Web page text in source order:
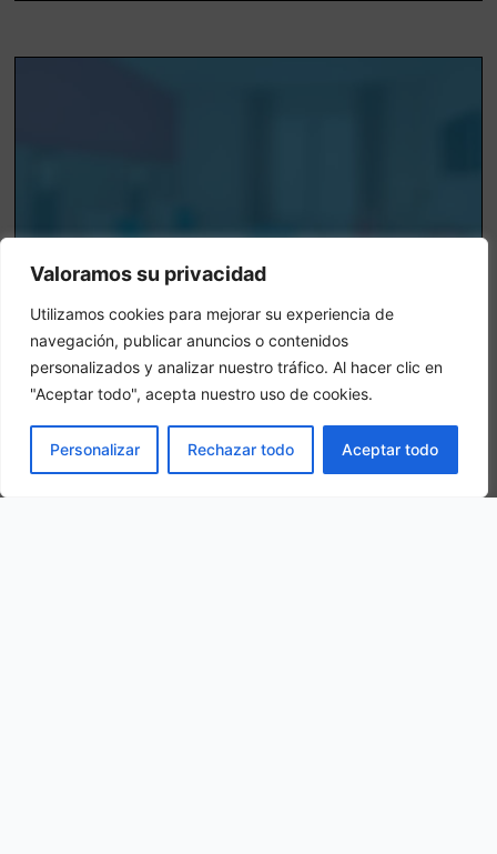
Valoramos su privacidad
Utilizamos cookies para mejorar su experiencia de
navegación, publicar anuncios o contenidos
personalizados y analizar nuestro tráfico. Al hacer clic en
"Aceptar todo", acepta nuestro uso de cookies.
Personalizar Rechazar todo Aceptar todo
Camera tripla
In una camera tripla, 3 adulti alloggiano nella stessa stanza
PRENOTA